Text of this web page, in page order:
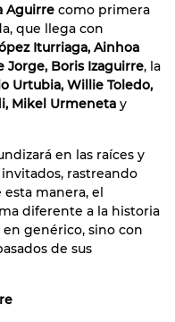
Aguirre como primera
que llega con
Iturriaga, Ainhoa
Jorge, Boris Izaguirre, la
Urtubia, Willie Toledo,
Mikel Urmeneta y
en las raíces y
rastreando
manera, el
diferente a la historia
en genérico, sino con
de sus